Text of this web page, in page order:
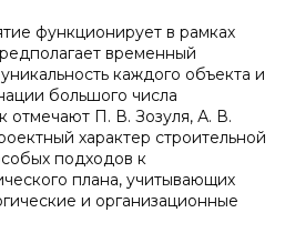
функционирует в рамках
временный
каждого объекта и
большого числа
отмечают П. В. Зозуля, А. В.
характер строительной
подходов к
плана, учитывающих
и организационные